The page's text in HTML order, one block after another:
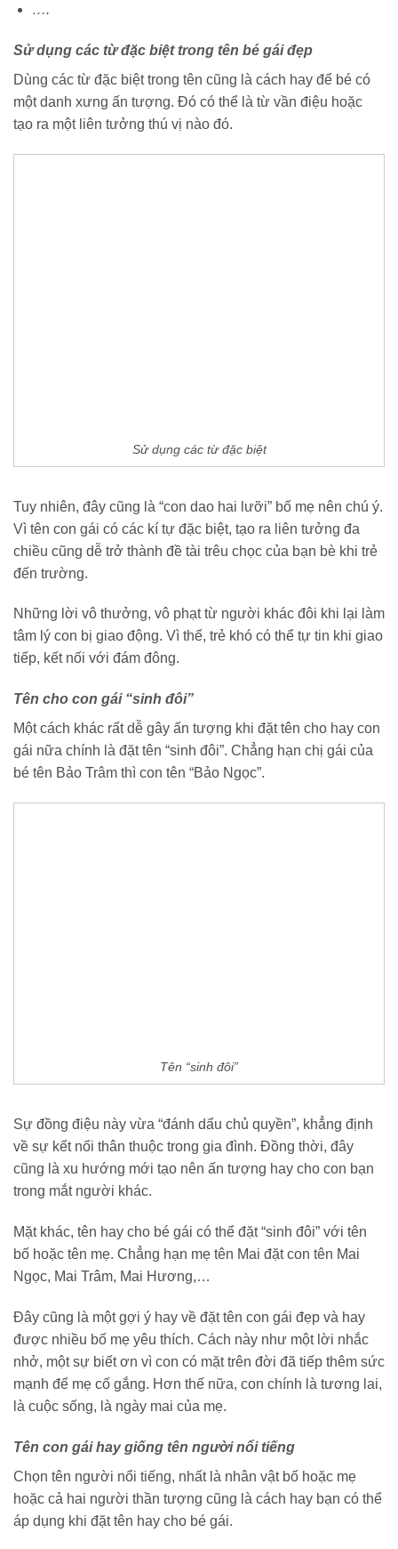
….
Sử dụng các từ đặc biệt trong tên bé gái đẹp
Dùng các từ đặc biệt trong tên cũng là cách hay để bé có
một danh xưng ấn tượng. Đó có thể là từ vần điệu hoặc
tạo ra một liên tưởng thú vị nào đó.
Sử dụng các từ đặc biệt
Tuy nhiên, đây cũng là “con dao hai lưỡi” bố mẹ nên chú ý.
Vì tên con gái có các kí tự đặc biệt, tạo ra liên tưởng đa
chiều cũng dễ trở thành đề tài trêu chọc của bạn bè khi trẻ
đến trường.
Những lời vô thưởng, vô phạt từ người khác đôi khi lại làm
tâm lý con bị giao động. Vì thế, trẻ khó có thể tự tin khi giao
tiếp, kết nối với đám đông.
Tên cho con gái “sinh đôi”
Một cách khác rất dễ gây ấn tượng khi đặt tên cho hay con
gái nữa chính là đặt tên “sinh đôi”. Chẳng hạn chị gái của
bé tên Bảo Trâm thì con tên “Bảo Ngọc”.
Tên “sinh đôi”
Sự đồng điệu này vừa “đánh dấu chủ quyền”, khẳng định
về sự kết nối thân thuộc trong gia đình. Đồng thời, đây
cũng là xu hướng mới tạo nên ấn tượng hay cho con bạn
trong mắt người khác.
Mặt khác, tên hay cho bé gái có thể đặt “sinh đôi” với tên
bố hoặc tên mẹ. Chẳng hạn mẹ tên Mai đặt con tên Mai
Ngọc, Mai Trâm, Mai Hương,…
Đây cũng là một gợi ý hay về đặt tên con gái đẹp và hay
được nhiều bố mẹ yêu thích. Cách này như một lời nhắc
nhở, một sự biết ơn vì con có mặt trên đời đã tiếp thêm sức
mạnh để mẹ cố gắng. Hơn thế nữa, con chính là tương lai,
là cuộc sống, là ngày mai của mẹ.
Tên con gái hay giống tên người nổi tiếng
Chọn tên người nổi tiếng, nhất là nhân vật bố hoặc mẹ
hoặc cả hai người thần tượng cũng là cách hay bạn có thể
áp dụng khi đặt tên hay cho bé gái.